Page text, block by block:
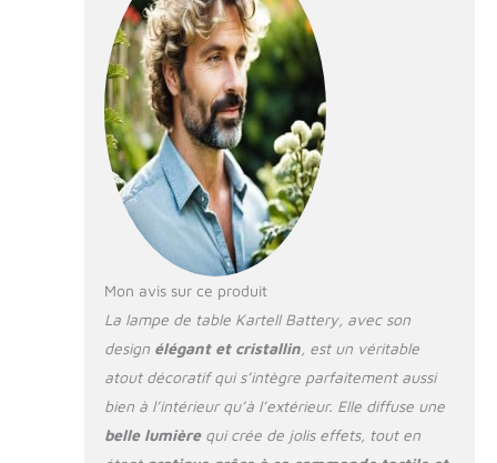
heures de charge
Matière structure :
Thermoplastique
Transparent,
Technopolymère
Mon avis sur ce produit
La lampe de table Kartell Battery, avec son
design élégant et cristallin, est un véritable
atout décoratif qui s’intègre parfaitement aussi
bien à l’intérieur qu’à l’extérieur. Elle diffuse une
belle lumièrequi crée de jolis effets, tout en